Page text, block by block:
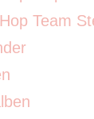
Team